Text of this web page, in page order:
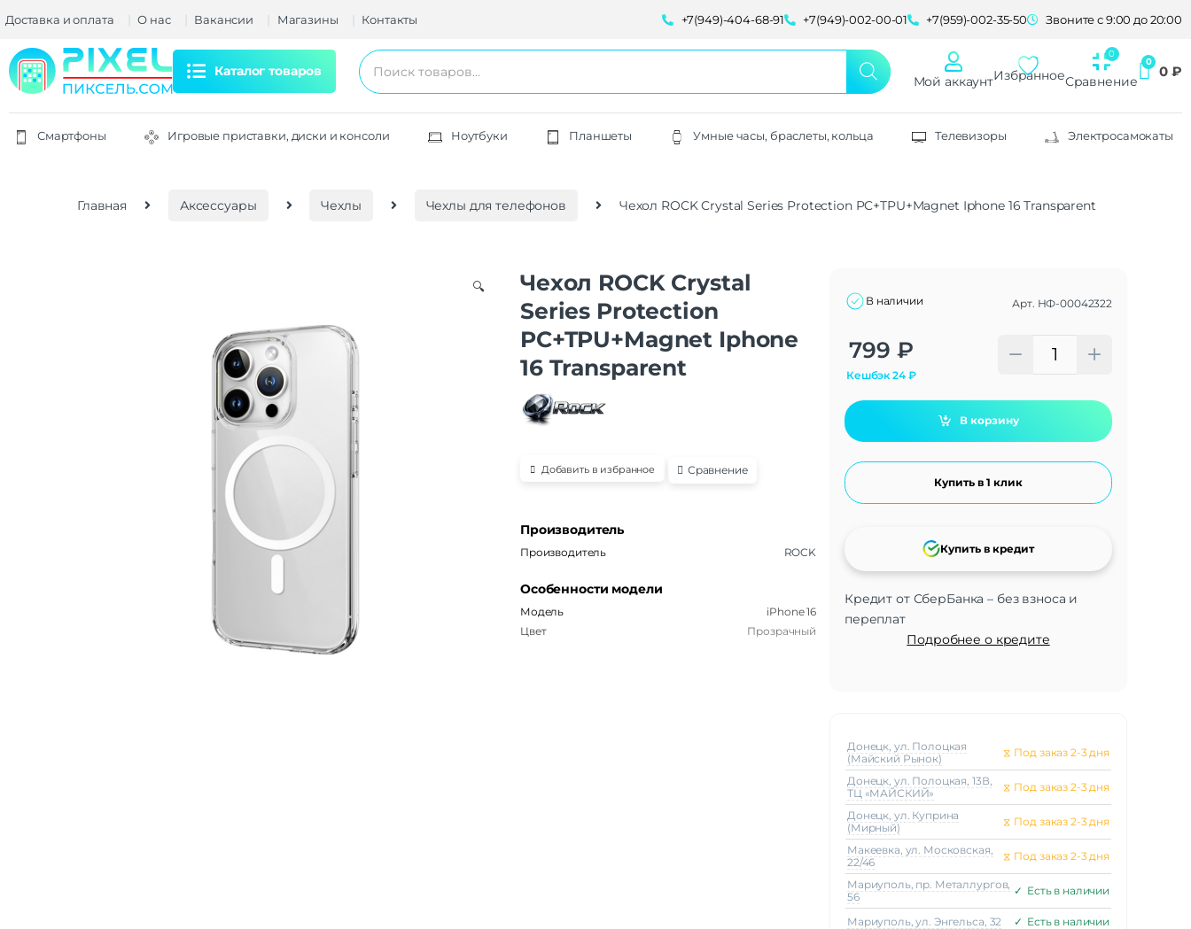
Доставка и оплата О нас Вакансии Магазины Контакты +7(949)-404-68-91 +7(949)-002-00-01 +7(959)-002-35-50 Звоните с 9:00 до 20:00
Каталог товаров
Мой аккаунтИзбранноеСравнение
0 ₽
Смартфоны Игровые приставки, диски и консоли Ноутбуки Планшеты Умные часы, браслеты, кольца Телевизоры Электросамокаты
Главная Аксессуары Чехлы Чехлы для телефонов Чехол ROCK Crystal Series Protection PC+TPU+Magnet Iphone 16 Transparent
🔍
Чехол ROCK Crystal
Series Protection
PC+TPU+Magnet Iphone
16 Transparent
Добавить в избранное Сравнение
Производитель
Производитель ROCK
Особенности модели
Модель
iPhone 16
Цвет
Прозрачный
В наличии Арт. НФ-00042322
799 ₽
Кешбэк24₽
В корзину
Купить в 1 клик
Кредит от СберБанка – без взноса и
переплат
Подробнее о кредите
Купить в кредит
Alternative:
Донецк, ул. Полоцкая
(Майский Рынок)
⧖ Под заказ 2-3 дня
Донецк, ул. Полоцкая, 13В,
ТЦ «МАЙСКИЙ»
⧖ Под заказ 2-3 дня
Донецк, ул. Куприна
(Мирный)
⧖ Под заказ 2-3 дня
Макеeвка, ул. Московская,
22/46
⧖ Под заказ 2-3 дня
Мариуполь, пр. Металлургов,
56
✓ Есть в наличии
Мариуполь, ул. Энгельса, 32 ✓ Есть в наличии